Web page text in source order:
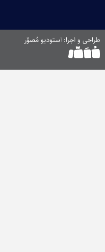
و اجرا: استودیو مُصوّر